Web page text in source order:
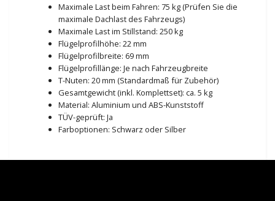
Maximale Last beim Fahren: 75 kg (Prüfen Sie die
maximale Dachlast des Fahrzeugs)
Maximale Last im Stillstand: 250 kg
Flügelprofilhöhe: 22 mm
Flügelprofilbreite: 69 mm
Flügelprofillänge: Je nach Fahrzeugbreite
T-Nuten: 20 mm (Standardmaß für Zubehör)
Gesamtgewicht (inkl. Komplettset): ca. 5 kg
Material: Aluminium und ABS-Kunststoff
TÜV-geprüft: Ja
Farboptionen: Schwarz oder Silber